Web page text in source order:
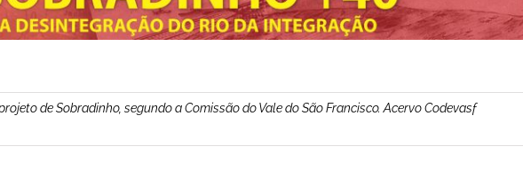
de Sobradinho, segundo a Comissão do Vale do São Francisco. Acervo Codevasf